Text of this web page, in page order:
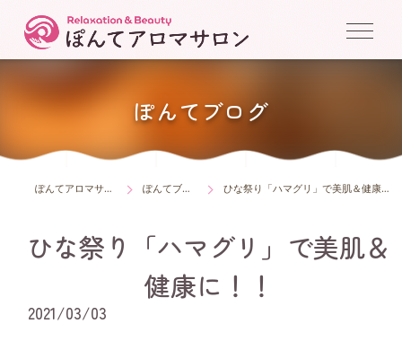
ぽんてブログ
ぽんてアロマサロン ぽんてブログ ひな祭り「ハマグリ」で美肌＆健康に！！
ひな祭り「ハマグリ」で美肌＆
健康に！！
2021/03/03